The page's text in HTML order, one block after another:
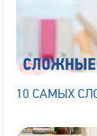
10 САМЫХ